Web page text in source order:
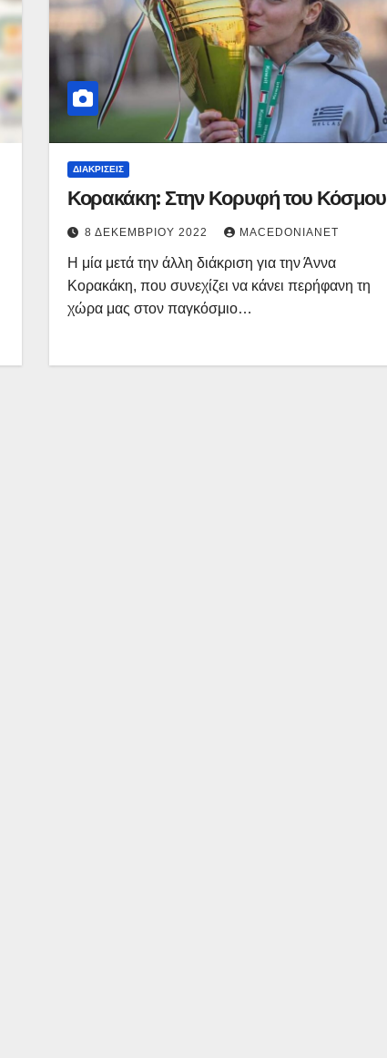
ΔΙΑΚΡΊΣΕΙΣ
Κορακάκη: Στην Κορυφή του Κόσμου
8 ΔΕΚΕΜΒΡΊΟΥ 2022 MACEDONIANET
Η μία μετά την άλλη διάκριση για την Άννα
Κορακάκη, που συνεχίζει να κάνει περήφανη τη
χώρα μας στον παγκόσμιο…